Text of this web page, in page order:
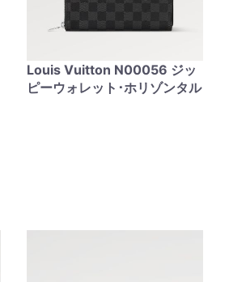
Louis Vuitton N00056 ジッ
ピーウォレット･ホリゾンタル